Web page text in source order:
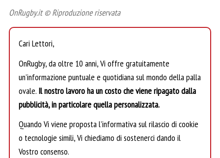
OnRugby.it © Riproduzione riservata
Cari Lettori,
OnRugby, da oltre 10 anni, Vi offre gratuitamente
un’informazione puntuale e quotidiana sul mondo della palla
ovale. Il nostro lavoro ha un costo che viene ripagato dalla
pubblicità, in particolare quella personalizzata.
Quando Vi viene proposta l’informativa sul rilascio di cookie
o tecnologie simili, Vi chiediamo di sostenerci dando il
Vostro consenso.